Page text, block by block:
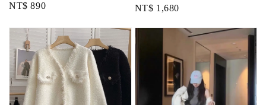
Regular
NT$ 890
Regular
NT$ 1,680